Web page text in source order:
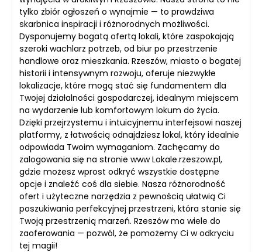
tylko zbiór ogłoszeń o wynajmie — to prawdziwa
skarbnica inspiracji i różnorodnych możliwości.
Dysponujemy bogatą ofertą lokali, które zaspokajają
szeroki wachlarz potrzeb, od biur po przestrzenie
handlowe oraz mieszkania. Rzeszów, miasto o bogatej
historii i intensywnym rozwoju, oferuje niezwykłe
lokalizacje, które mogą stać się fundamentem dla
Twojej działalności gospodarczej, idealnym miejscem
na wydarzenie lub komfortowym lokum do życia.
Dzięki przejrzystemu i intuicyjnemu interfejsowi naszej
platformy, z łatwością odnajdziesz lokal, który idealnie
odpowiada Twoim wymaganiom. Zachęcamy do
zalogowania się na stronie www Lokale.rzeszow.pl,
gdzie możesz wprost odkryć wszystkie dostępne
opcje i znaleźć coś dla siebie. Nasza różnorodność
ofert i użyteczne narzędzia z pewnością ułatwią Ci
poszukiwania perfekcyjnej przestrzeni, która stanie się
Twoją przestrzenią marzeń. Rzeszów ma wiele do
zaoferowania — pozwól, że pomożemy Ci w odkryciu
tej magii!